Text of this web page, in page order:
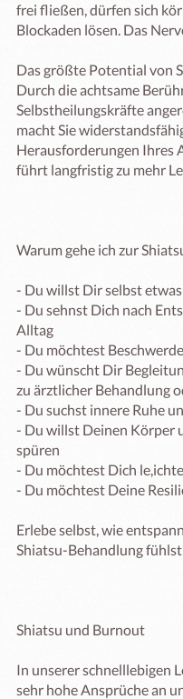
frei fließen, dürfen sich
Blockaden lösen. Das
Das größte Potential von
Durch die achtsame
Selbstheilungskräfte
macht Sie
Herausforderungen Ihres
führt langfristig zu mehr
Warum gehe ich zur
- Du willst Dir selbst
- Du sehnst Dich nach
Alltag
- Du möchtest
- Du wünscht Dir
zu ärztlicher Behandlung
- Du suchst innere Ruhe
- Du willst Deinen Körper
spüren
- Du möchtest Dich
- Du möchtest Deine
Erlebe selbst, wie
Shiatsu-Behandlung
Shiatsu und Burnout
In unserer schnelllebigen
sehr hohe Ansprüche an